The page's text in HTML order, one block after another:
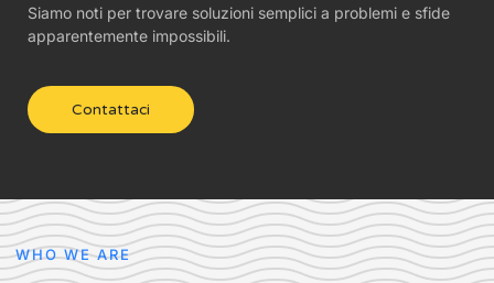
Siamo noti per trovare soluzioni semplici a problemi e sfide
apparentemente impossibili.
Contattaci
WHO WE ARE